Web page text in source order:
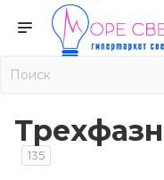
135